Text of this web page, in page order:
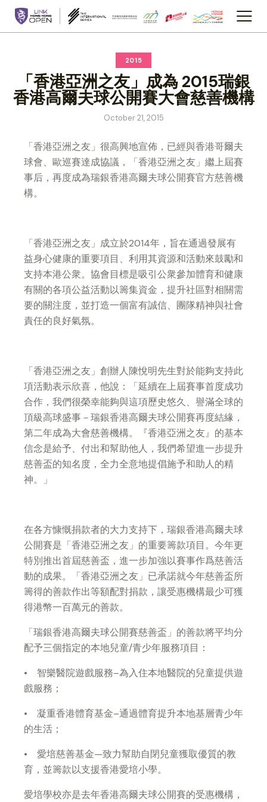
2015
「香港亞洲之友」成為 2015瑞銀
香港高爾夫球公開賽大會慈善機構
October 21, 2015
「香港亞洲之友」很高興地宣佈，已經與香港哥爾夫
球會、歐巡賽達成協議，「香港亞洲之友」繼上屆賽
事后，再度成為瑞銀香港高爾夫球公開賽官方慈善機
構。
「香港亞洲之友」成立於2014年，旨在通過發展有
益身心健康的重要項目、利用其資源和活動來鼓勵和
支持本港公衆。協會目標是吸引公衆參加體育和健康
有關的各項公益活動以籌集資金，提升社區對相關需
要的關注度，並打造一個富有誠信、團隊精神與社會
責任的良好氣氛。
「香港亞洲之友」創辦人陳悅明先生對於能夠支持此
項活動表示欣喜，他說：「延續在上屆賽事首度成功
合作，我們很榮幸能夠與這項歷史悠久、譽滿全球的
頂級高球盛事－瑞銀香港高爾夫球公開賽再度結緣，
第二年成為大會慈善機構。『香港亞洲之友』的基本
信念是給予、付出和幫助他人，我們希望進一步提升
慈善盃的知名度，全力全意地提倡施予和助人的精
神。」
在各方慷慨捐款者的大力支持下，瑞銀香港高爾夫球
公開賽是「香港亞洲之友」的重要籌款項目。今年更
特別推出首屆慈善盃，進一步加強以賽事作爲慈善活
動的成果。「香港亞洲之友」已承諾就今年慈善盃所
籌得的善款作出等額配對捐款，讓受惠機構最少可獲
得港幣一百萬元的善款。
「瑞銀香港高爾夫球公開賽慈善盃」的善款將平均分
配予三個指定的本地兒童/青少年服務項目：
• 智樂醫院遊戲服務–為入住本地醫院的兒童提供遊
戲服務；
• 凝重香港體育基金–通過體育提升本地基層青少年
的生活；
• 愛培慈善基金—致力幫助自閉兒童獲取優質的教
育，並籌款以支援香港愛培小學。
愛培學校亦是去年香港高爾夫球公開賽的受惠機構，